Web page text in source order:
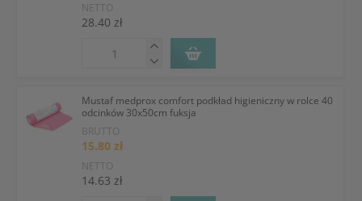
NETTO
28.40 zł
Mustaf medprox comfort podkład higieniczny w rolce 40
odcinków 30x50cm fuksja
BRUTTO
15.80 zł
NETTO
14.63 zł